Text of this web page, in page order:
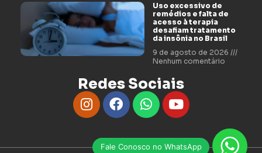
Fale Conosco no WhatsApp
Uso excessivo de
remédios e falta de
acesso à terapia
desafiam tratamento
da insônia no Brasil
9 de agosto de 2026
Nenhum comentário
Redes Sociais